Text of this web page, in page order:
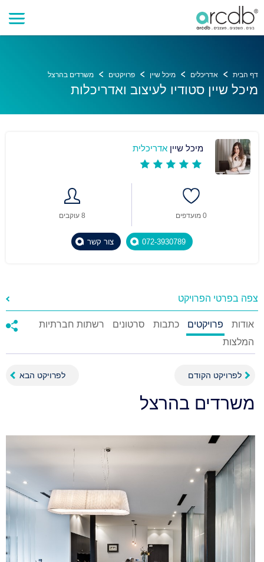
דף הבית אדריכלים מיכל שיין פרויקטים משרדים בהרצל
מיכל שיין סטודיו לעיצוב ואדריכלות
מיכל שיין אדריכלית
8 עוקבים 0 מועדפים
צור קשר 072-3930789
צפה בפרטי הפרויקט
אודות פרויקטים כתבות סרטונים
רשתות חברתיות
המלצות
לפרויקט הקודם לפרויקט הבא
משרדים בהרצל